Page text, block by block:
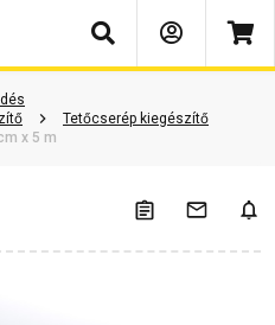
Keresés
Tetőcserép kiegészítő
x 5 m
és válaszok Kapcsolódó cikkek